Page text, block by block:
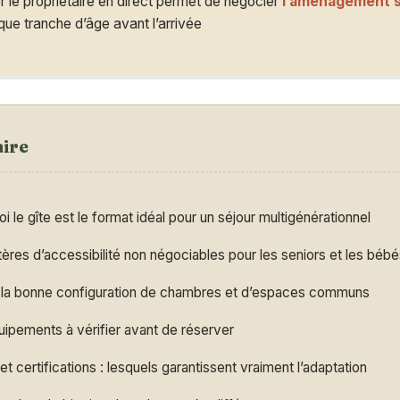
tranche d’âge avant l’arrivée
le gîte est le format idéal pour un séjour multigénérationnel
d’accessibilité non négociables pour les seniors et les
bonne configuration de chambres et d’espaces communs
à vérifier avant de réserver
certifications : lesquels garantissent vraiment l’adaptation